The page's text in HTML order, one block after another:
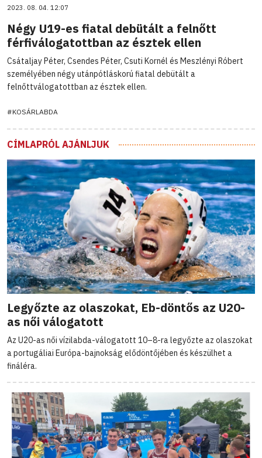
2023. 08. 04. 12:07
Négy U19-es fiatal debütált a felnőtt
férfiválogatottban az észtek ellen
Csátaljay Péter, Csendes Péter, Csuti Kornél és Meszlényi Róbert
személyében négy utánpótláskorú fiatal debütált a
felnőttválogatottban az észtek ellen.
#KOSÁRLABDA
CÍMLAPRÓL AJÁNLJUK
Legyőzte az olaszokat, Eb-döntős az U20-
as női válogatott
Az U20-as női vízilabda-válogatott 10–8-ra legyőzte az olaszokat
a portugáliai Európa-bajnokság elődöntőjében és készülhet a
fináléra.